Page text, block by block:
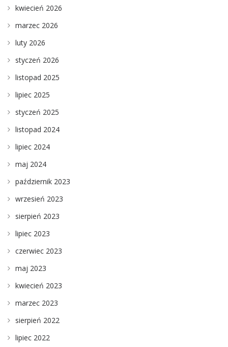
kwiecień 2026
marzec 2026
luty 2026
styczeń 2026
listopad 2025
lipiec 2025
styczeń 2025
listopad 2024
lipiec 2024
maj 2024
październik 2023
wrzesień 2023
sierpień 2023
lipiec 2023
czerwiec 2023
maj 2023
kwiecień 2023
marzec 2023
sierpień 2022
lipiec 2022